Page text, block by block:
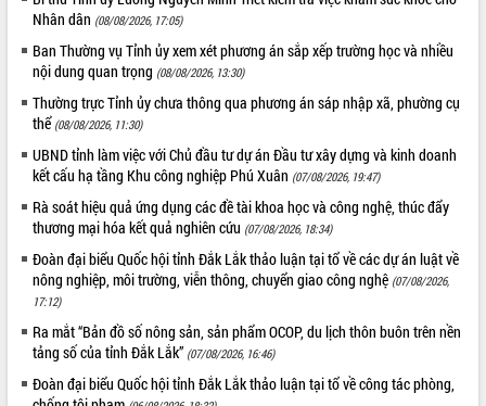
thực
Quyết liệt tháo gỡ vướng mắc, đẩy
nhanh tiến độ các dự án trọng điểm
Hòn Yến phát triển du lịch gắn với bảo
tồn biển
Lấy ý kiến điều chỉnh Quy hoạch tỉnh
Đắk Lắk thời kỳ 2021-2030, tầm nhìn
đến năm 2050
Phát động chiến dịch 30 ngày đêm
giải phóng mặt bằng Tuyến đường bộ
ven biển
Đắk Lắk nỗ lực thúc đẩy tăng trưởng
kinh tế từ 10% trở lên trong Quý
II/2026
Đắk Lắk ký kết thỏa thuận hợp tác về
chuyển đổi số giai đoạn 2026 – 2030
Nhân dân (08/08/2026, 17:05)
Ban Thường vụ Tỉnh ủy xem xét phương án sắp xếp trường học và nhiều
nội dung quan trọng (08/08/2026, 13:30)
Thường trực Tỉnh ủy chưa thông qua phương án sáp nhập xã, phường cụ
thể (08/08/2026, 11:30)
UBND tỉnh làm việc với Chủ đầu tư dự án Đầu tư xây dựng và kinh doanh
kết cấu hạ tầng Khu công nghiệp Phú Xuân (07/08/2026, 19:47)
Rà soát hiệu quả ứng dụng các đề tài khoa học và công nghệ, thúc đẩy
thương mại hóa kết quả nghiên cứu (07/08/2026, 18:34)
Đoàn đại biểu Quốc hội tỉnh Đắk Lắk thảo luận tại tổ về các dự án luật về
nông nghiệp, môi trường, viễn thông, chuyển giao công nghệ (07/08/2026,
17:12)
Ra mắt “Bản đồ số nông sản, sản phẩm OCOP, du lịch thôn buôn trên nền
tảng số của tỉnh Đắk Lắk” (07/08/2026, 16:46)
Đoàn đại biểu Quốc hội tỉnh Đắk Lắk thảo luận tại tổ về công tác phòng,